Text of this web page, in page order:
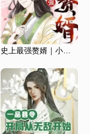
史上最强赘婿｜小白脸硬吃软饭丨历史丨逆袭